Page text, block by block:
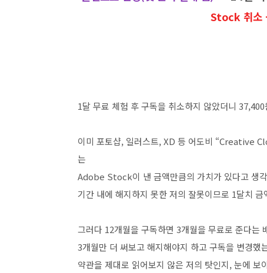
Stock 취소
1달 무료 체험 후 구독을 취소하지 않았더니
이미 포토샵, 일러스트, XD 등 어도비 “Creative
는
Adobe Stock이 낸 금액만큼의 가치가 있다고 생
기간 내에 해지하지 못한 저의 잘못이므로 1달치
그러다 12개월을 구독하면 3개월을 무료로 준다는
3개월만 더 써보고 해지해야지 하고 구독을 변경했
약관을 제대로 읽어보지 않은 저의 탓인지, 눈에 보